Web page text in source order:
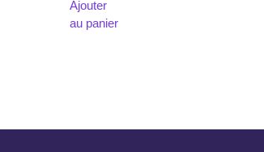
Ajouter
au panier